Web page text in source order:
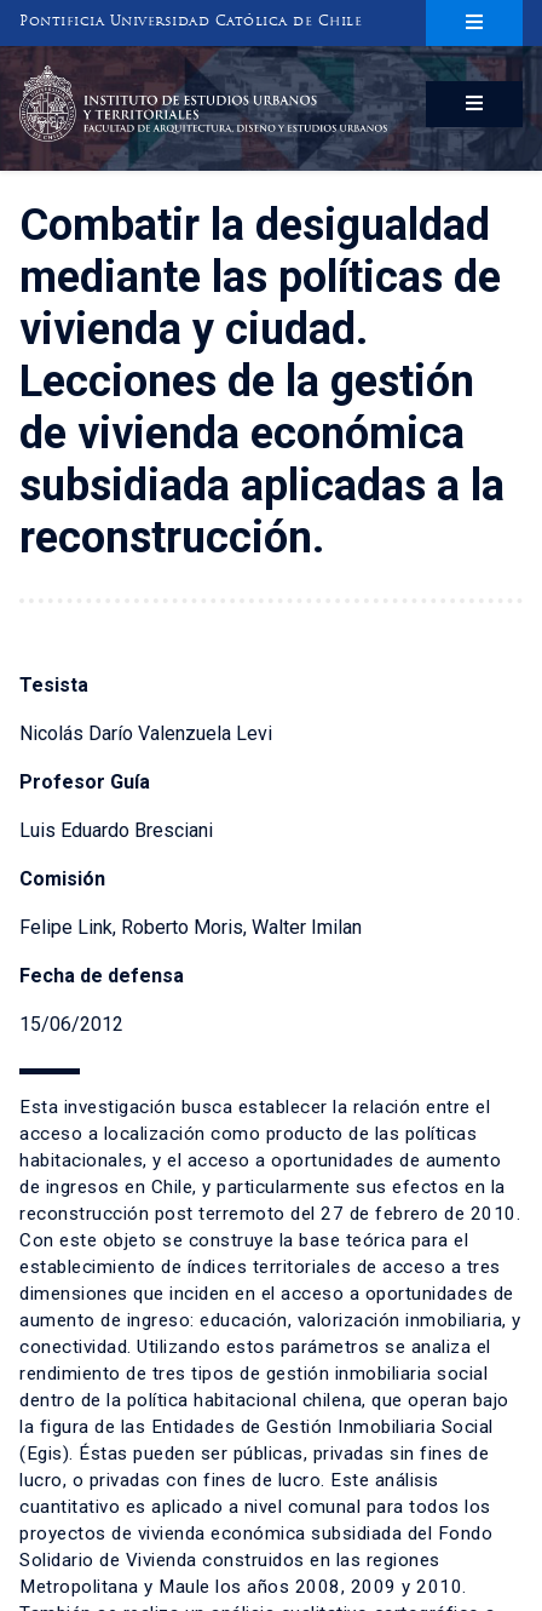
Pontificia Universidad Católica de Chile
INSTITUTO DE ESTUDIOS URBANOS
Y TERRITORIALES
FACULTAD DE ARQUITECTURA, DISEÑO Y ESTUDIOS URBANOS
Combatir la desigualdad
mediante las políticas de
vivienda y ciudad.
Lecciones de la gestión
de vivienda económica
subsidiada aplicadas a la
reconstrucción.
Tesista
Nicolás Darío Valenzuela Levi
Profesor Guía
Luis Eduardo Bresciani
Comisión
Felipe Link, Roberto Moris, Walter Imilan
Fecha de defensa
15/06/2012
Esta investigación busca establecer la relación entre el
acceso a localización como producto de las políticas
habitacionales, y el acceso a oportunidades de aumento
de ingresos en Chile, y particularmente sus efectos en la
reconstrucción post terremoto del 27 de febrero de 2010.
Con este objeto se construye la base teórica para el
establecimiento de índices territoriales de acceso a tres
dimensiones que inciden en el acceso a oportunidades de
aumento de ingreso: educación, valorización inmobiliaria, y
conectividad. Utilizando estos parámetros se analiza el
rendimiento de tres tipos de gestión inmobiliaria social
dentro de la política habitacional chilena, que operan bajo
la figura de las Entidades de Gestión Inmobiliaria Social
(Egis). Éstas pueden ser públicas, privadas sin fines de
lucro, o privadas con fines de lucro. Este análisis
cuantitativo es aplicado a nivel comunal para todos los
proyectos de vivienda económica subsidiada del Fondo
Solidario de Vivienda construidos en las regiones
Metropolitana y Maule los años 2008, 2009 y 2010.